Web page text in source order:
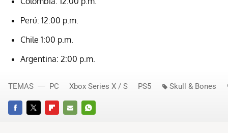
Perú: 12:00 p.m.
Chile 1:00 p.m.
Argentina: 2:00 p.m.
FACEBOOKTWITTERFLIPBOARD
E-
WHATSAPP
TEMAS PC Xbox Series X / S PS5 Skull & Bones